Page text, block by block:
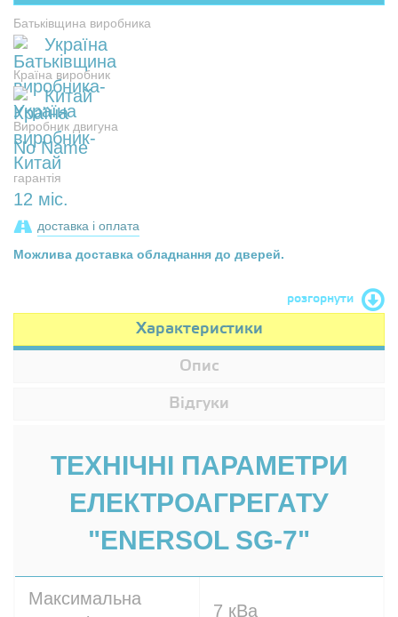
Батьківщина виробника
Україна
Країна виробник
Китай
Виробник двигуна
No Name
гарантія
12 міс.
доставка і оплата
Можлива доставка обладнання до дверей.
розгорнути
Характеристики
Опис
Відгуки
ТЕХНІЧНІ ПАРАМЕТРИ
ЕЛЕКТРОАГРЕГАТУ
"ENERSOL SG-7"
Максимальна
7 кВа